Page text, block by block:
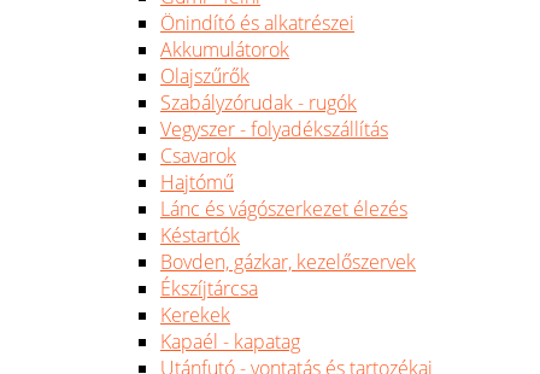
Önindító és alkatrészei
Akkumulátorok
Olajszűrők
Szabályzórudak - rugók
Vegyszer - folyadékszállítás
Csavarok
Hajtómű
Lánc és vágószerkezet élezés
Késtartók
Bovden, gázkar, kezelőszervek
Ékszíjtárcsa
Kerekek
Kapaél - kapatag
Utánfutó - vontatás és tartozékai